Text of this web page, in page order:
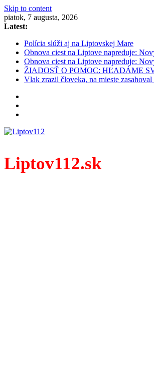
Skip to content
piatok, 7 augusta, 2026
Latest:
Polícia slúži aj na Liptovskej Mare
Obnova ciest na Liptove napreduje:
Obnova ciest na Liptove napreduje:
ŽIADOSŤ O POMOC: HĽADÁME
Vlak zrazil človeka, na mieste
Liptov112.sk